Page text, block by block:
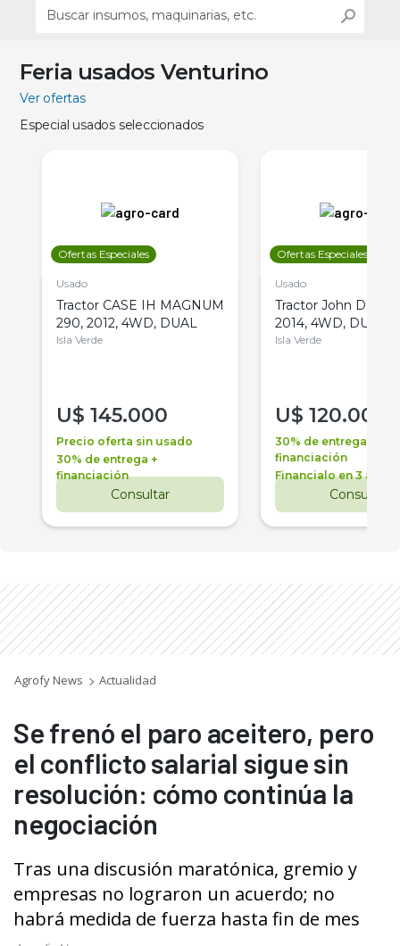
Feria usados Venturino
Ver ofertas
Especial usados seleccionados
Ofertas Especiales
Usado
Tractor CASE IH MAGNUM
290, 2012, 4WD, DUAL
Isla Verde
U$ 145.000
Precio oferta sin usado
30% de entrega +
financiación
Consultar
Ofertas Especiales
Usado
Tractor John Deere
2014, 4WD, DUAL
Isla Verde
U$ 120.000
30% de entrega +
financiación
Financialo en 3 años
Consultar
Agrofy News Actualidad
Se frenó el paro aceitero, pero
el conflicto salarial sigue sin
resolución: cómo continúa la
negociación
Tras una discusión maratónica, gremio y
empresas no lograron un acuerdo; no
habrá medida de fuerza hasta fin de mes